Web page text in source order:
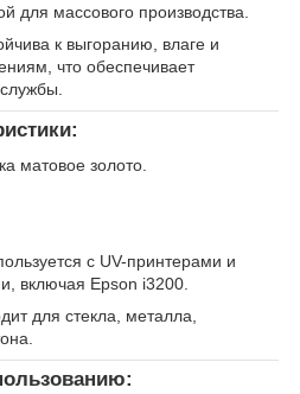
для массового производства.
к выгоранию, влаге и
что обеспечивает
матовое золото.
с UV-принтерами и
включая Epson i3200.
для стекла, металла,